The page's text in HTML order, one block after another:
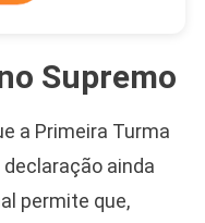
Supremo
a Primeira Turma
ainda
permite que,